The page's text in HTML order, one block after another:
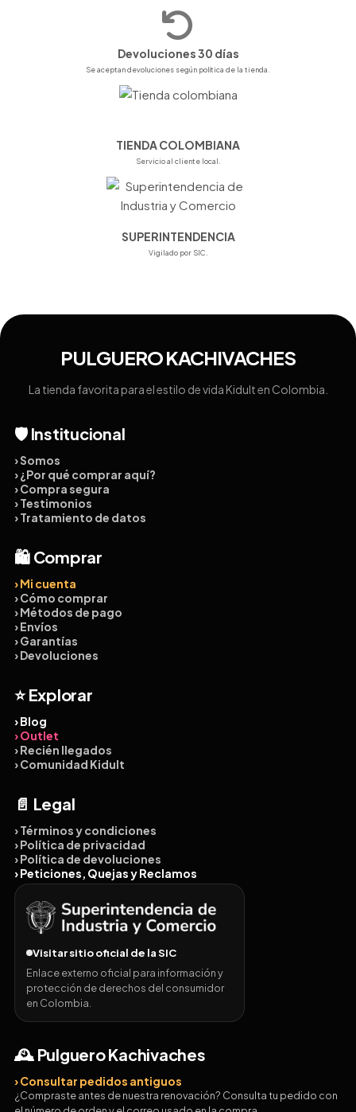
Devoluciones 30 días
Se aceptan devoluciones según política de la tienda.
TIENDA COLOMBIANA
Servicio al cliente local.
SUPERINTENDENCIA
Vigilado por SIC.
PULGUERO KACHIVACHES
La tienda favorita para el estilo de vida Kidult en Colombia.
🛡️ Institucional
› Somos
› ¿Por qué comprar aquí?
› Compra segura
› Testimonios
› Tratamiento de datos
🛍️ Comprar
› Mi cuenta
› Cómo comprar
› Métodos de pago
› Envíos
› Garantías
› Devoluciones
⭐ Explorar
› Blog
› Outlet
› Recién llegados
› Comunidad Kidult
📄 Legal
› Términos y condiciones
› Política de privacidad
› Política de devoluciones
› Peticiones, Quejas y Reclamos
Visitar sitio oficial de la SIC
Enlace externo oficial para información y
protección de derechos del consumidor
en Colombia.
🕰️ Pulguero Kachivaches
› Consultar pedidos antiguos
¿Compraste antes de nuestra renovación? Consulta tu pedido con